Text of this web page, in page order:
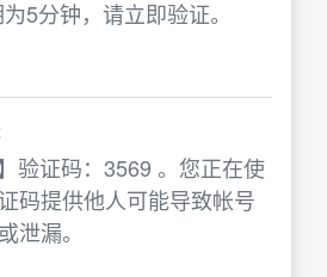
5分钟，请立即验证。
验证码：3569 。您正在使
码提供他人可能导致帐号
泄漏。